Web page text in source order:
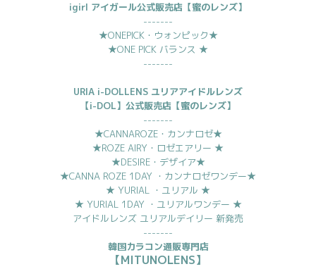
igirl アイガール公式販売店【蜜のレンズ】
-------
★ONEPICK・ウォンピック★
★ONE PICK バランス ★
-------
URIA i-DOLLENS ユリアアイドルレンズ
【i-DOL】公式販売店【蜜のレンズ】
-------
★CANNAROZE・カンナロゼ★
★ROZE AIRY・ロゼエアリー ★
★DESIRE・デザイア★
★CANNA ROZE 1DAY ・カンナロゼワンデー★
★ YURIAL ・ユリアル ★
★ YURIAL 1DAY ・ユリアルワンデー ★
アイドルレンズ ユリアルデイリー 新発売
-------
韓国カラコン通販専門店
【MITUNOLENS】